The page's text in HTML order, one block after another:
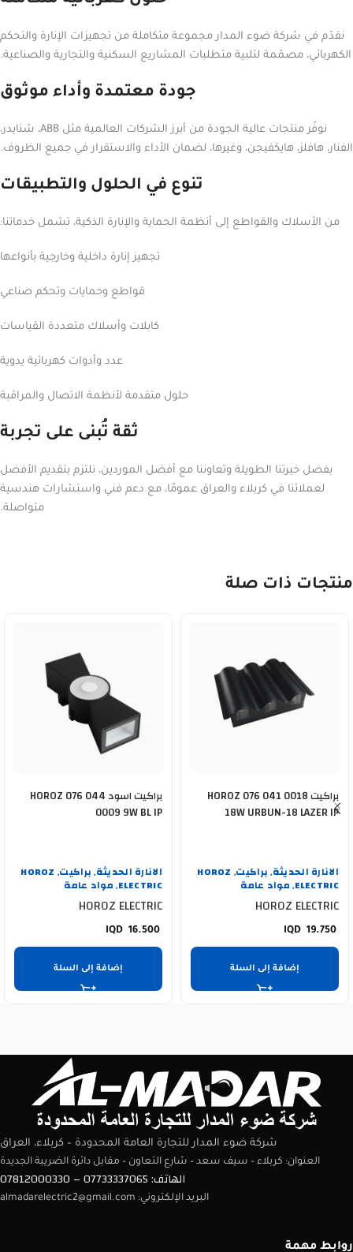
نقدّم في شركة ضوء المدار مجموعة متكاملة من تجهيزات الإنارة والتحكم
الكهربائي، مصمّمة لتلبية متطلبات المشاريع السكنية والتجارية والصناعية.
جودة معتمدة وأداء موثوق
نوفّر منتجات عالية الجودة من أبرز الشركات العالمية مثل ABB، شنايدر،
الفنار، هافلز، هايكفيجن، وغيرها، لضمان الأداء والاستقرار في جميع الظروف.
تنوع في الحلول والتطبيقات
من الأسلاك والقواطع إلى أنظمة الحماية والإنارة الذكية، تشمل خدماتنا:
تجهيز إنارة داخلية وخارجية بأنواعها
قواطع وحمايات وتحكم صناعي
كابلات وأسلاك متعددة القياسات
عدد وأدوات كهربائية يدوية
حلول متقدمة لأنظمة الاتصال والمراقبة
ثقة تُبنى على تجربة
بفضل خبرتنا الطويلة وتعاوننا مع أفضل الموردين، نلتزم بتقديم الأفضل
لعملائنا في كربلاء والعراق عمومًا، مع دعم فني واستشارات هندسية
متواصلة.
منتجات ذات صلة
براكيت HOROZ 076 041 0018
18W URBUN-18 LAZER IP
الانارة الحديثة, براكيت,
HOROZ
ELECTRIC
, مواد عامة
HOROZ ELECTRIC
19.750
إضافة إلى السلة
براكيت اسود HOROZ 076 044
0009 9W BL IP
الانارة الحديثة, براكيت,
HOROZ
ELECTRIC
, مواد عامة
HOROZ ELECTRIC
16.500
إضافة إلى السلة
شركة ضوء المدار للتجارة العامة المحدودة – كربلاء، العراق
العنوان: كربلاء – سيف سعد – شارع التعاون – مقابل دائرة الضريبة الجديدة
الهاتف: 07733337065 – 07812000330
البريد الإلكتروني: almadarelectric2@gmail.com
روابط مهمة